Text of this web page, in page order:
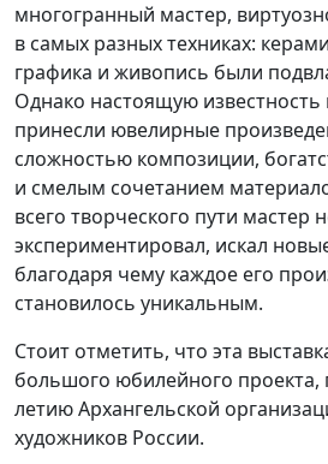
многогранный мастер,
в самых разных техниках:
графика и живопись были
Однако настоящую известность
принесли ювелирные
сложностью композиции,
и смелым сочетанием
всего творческого пути мастер
экспериментировал, искал
благодаря чему каждое его
становилось уникальным.
Стоит отметить, что эта
большого юбилейного проекта,
летию Архангельской
художников России.